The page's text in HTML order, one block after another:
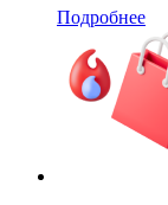
Подробнее